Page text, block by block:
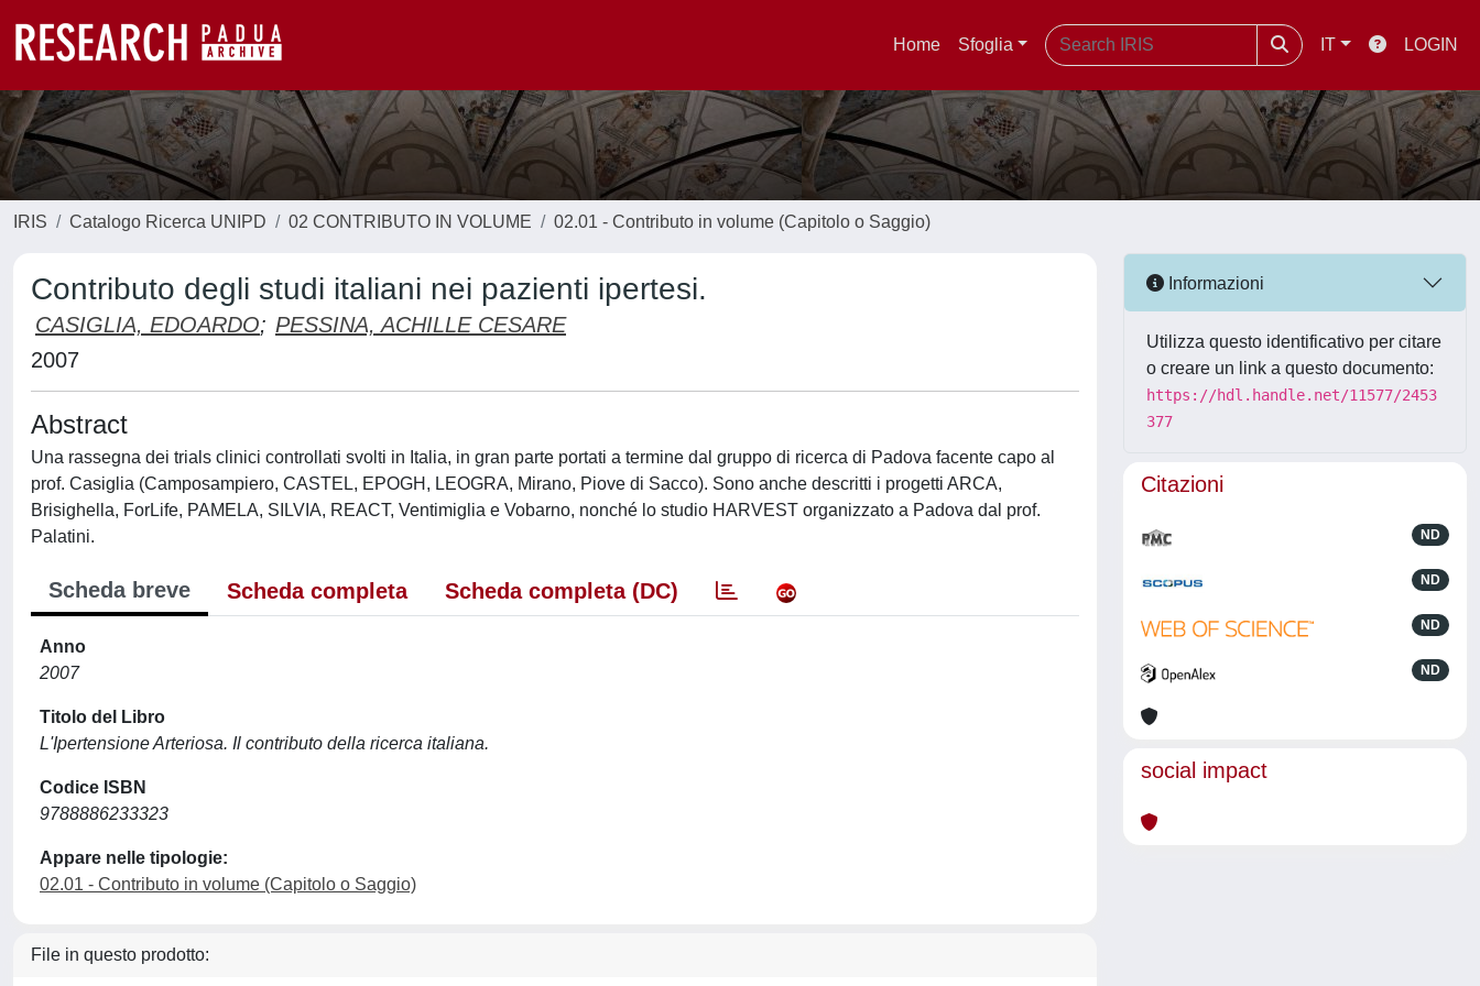
Home Sfoglia IT LOGIN
IRIS Catalogo Ricerca UNIPD 02 CONTRIBUTO IN VOLUME 02.01 - Contributo in volume (Capitolo o Saggio)
Contributo degli studi italiani nei pazienti ipertesi.
CASIGLIA, EDOARDO; PESSINA, ACHILLE CESARE
2007
Abstract
Una rassegna dei trials clinici controllati svolti in Italia, in gran parte portati a termine dal gruppo di ricerca di Padova facente capo al
prof. Casiglia (Camposampiero, CASTEL, EPOGH, LEOGRA, Mirano, Piove di Sacco). Sono anche descritti i progetti ARCA,
Brisighella, ForLife, PAMELA, SILVIA, REACT, Ventimiglia e Vobarno, nonché lo studio HARVEST organizzato a Padova dal prof.
Palatini.
Scheda breve Scheda completa Scheda completa (DC)
Anno
2007
Titolo del Libro
L'Ipertensione Arteriosa. Il contributo della ricerca italiana.
Codice ISBN
9788886233323
Appare nelle tipologie:
02.01 - Contributo in volume (Capitolo o Saggio)
File in questo prodotto:
Informazioni
Utilizza questo identificativo per citare
o creare un link a questo documento:
https://hdl.handle.net/11577/2453
377
Citazioni
ND
ND
ND
ND
social impact